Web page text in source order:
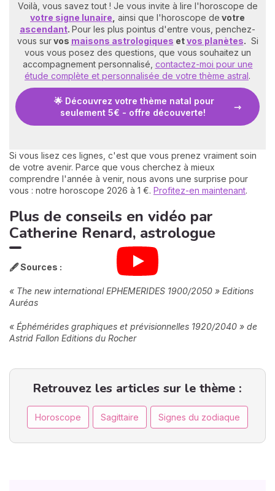
Voilà, vous savez tout ! Je vous invite à lire l'horoscope de
votre signe lunaire ainsi que l'horoscope de votre
ascendant. Pour les plus pointus d'entre vous, penchez-
vous survos maisons astrologiques etvos planètes. Si
vous vous posez des questions, que vous souhaitez un
accompagnement personnalisé, contactez-moi pour une
étude complète et personnalisée de votre thème astral.
🌟 Découvrez votre thème natal pour
seulement 5€ - offre découverte!
Si vous lisez ces lignes, c'est que vous prenez vraiment soin
de votre avenir. Parce que vous cherchez à mieux
comprendre l'année à venir, nous avons une surprise pour
vous : notre horoscope 2026 à 1 €. Profitez-en maintenant.
Plus de conseils en vidéo par
Catherine Renard, astrologue
🖋️ Sources :
« The new international EPHEMERIDES 1900/2050 » Editions
Auréas
« Éphémérides graphiques et prévisionnelles 1920/2040 » de
Astrid Fallon Editions du Rocher
Retrouvez les articles sur le thème :
Horoscope Sagittaire Signes du zodiaque